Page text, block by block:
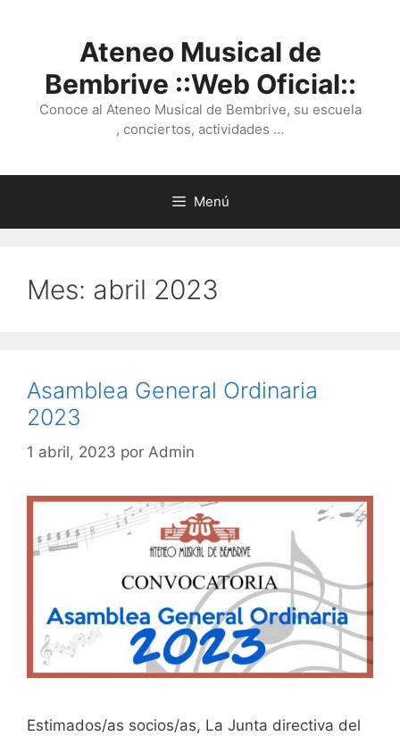
Ateneo Musical de
Bembrive ::Web Oficial::
Conoce al Ateneo Musical de Bembrive, su escuela
, conciertos, actividades …
Menú
Mes: abril 2023
Asamblea General Ordinaria
2023
1 abril, 2023 por Admin
Estimados/as socios/as, La Junta directiva del